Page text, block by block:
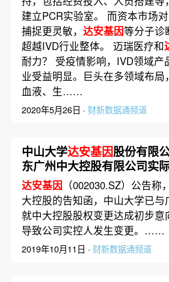
建立PCR实验室。 而资本市场
捕捉更灵敏， 达安基因等分子诊
超越IVD行业整体。 迈瑞医疗和
耐力？ 受疫情影响，IVD领域产
业受益明显。巨头在多领域布局
血液、生……
2020年5月26日 · 财新数据通频道
中山大学达安基因股份有限
东广州中大控股有限公司实
生变更的提示性公告
达安基因 （002030.SZ）公告
大控股的告知函，中山大学已与
就中大控股股权变更达成初步意
导致公司实控人发生变更。……
2019年10月11日 · 财新数据通频道